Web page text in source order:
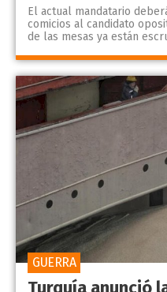
El actual mandatario
comicios al candidato
de las mesas ya están
Turquía anunció
GUERRA